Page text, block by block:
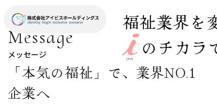
Message
メッセージ
「本気の福祉」で、業界NO.1
企業へ